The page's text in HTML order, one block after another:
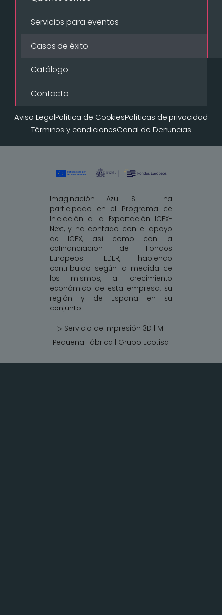
Servicios para eventos
Casos de éxito
Catálogo
Contacto
Aviso LegalPolítica de CookiesPolíticas de privacidad
Términos y condicionesCanal de Denuncias
Imaginación Azul SL . ha
participado en el Programa de
Iniciación a la Exportación ICEX-
Next, y ha contado con el apoyo
de ICEX, así como con la
cofinanciación de Fondos
Europeos FEDER, habiendo
contribuido según la medida de
los mismos, al crecimiento
económico de esta empresa, su
región y de España en su
conjunto.
▷ Servicio de Impresión 3D | Mi
Pequeña Fábrica | Grupo Ecotisa